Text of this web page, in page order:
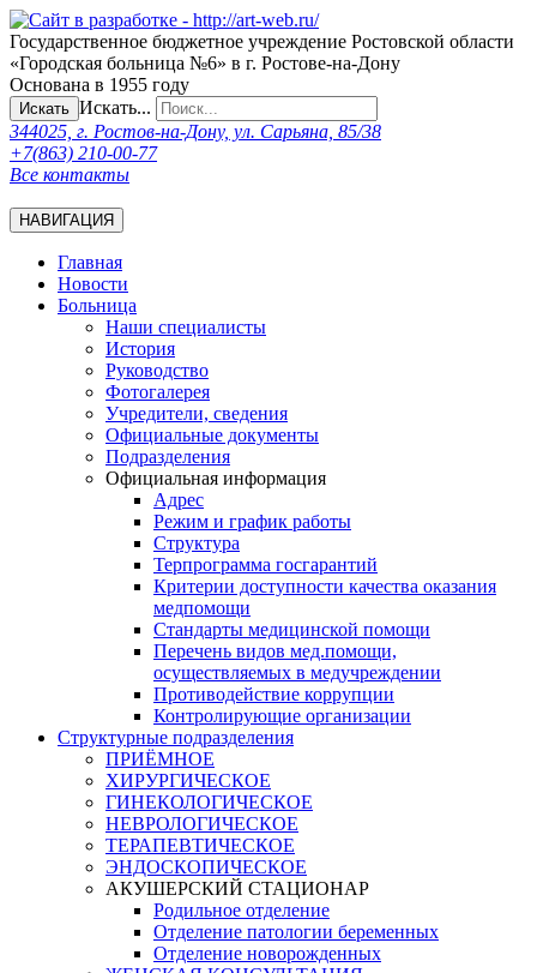
Государственное бюджетное учреждение Ростовской области
«Городская больница №6» в г. Ростове-на-Дону
Основана в 1955 году
Искать Искать...
344025, г. Ростов-на-Дону, ул. Сарьяна, 85/38
+7(863) 210-00-77
Все контакты
НАВИГАЦИЯ
Главная
Новости
Больница
Наши специалисты
История
Руководство
Фотогалерея
Учредители, сведения
Официальные документы
Подразделения
Официальная информация
Адрес
Режим и график работы
Структура
Терпрограмма госгарантий
Критерии доступности качества оказания
медпомощи
​Стандарты медицинской помощи
Перечень видов мед.помощи,
осуществляемых в медучреждении
Противодействие коррупции
Контролирующие организации
Структурные подразделения
ПРИЁМНОЕ
ХИРУРГИЧЕСКОЕ
ГИНЕКОЛОГИЧЕСКОЕ
НЕВРОЛОГИЧЕСКОЕ
ТЕРАПЕВТИЧЕСКОЕ
ЭНДОСКОПИЧЕСКОЕ
АКУШЕРСКИЙ СТАЦИОНАР
Родильное отделение
Отделение патологии беременных
Отделение новорожденных